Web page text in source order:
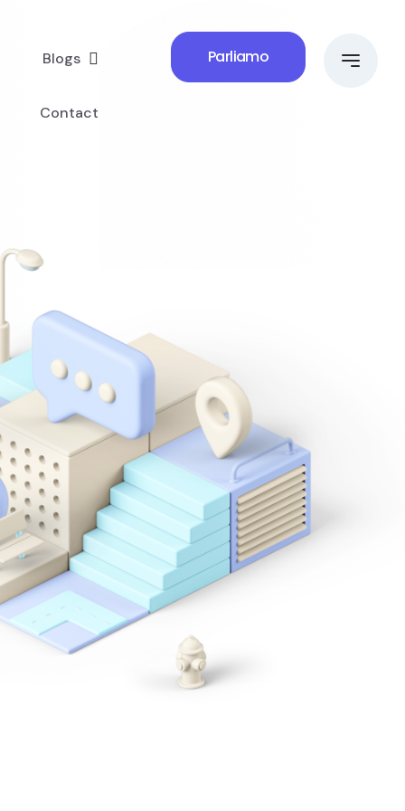
Blogs
Contact
Parliamo